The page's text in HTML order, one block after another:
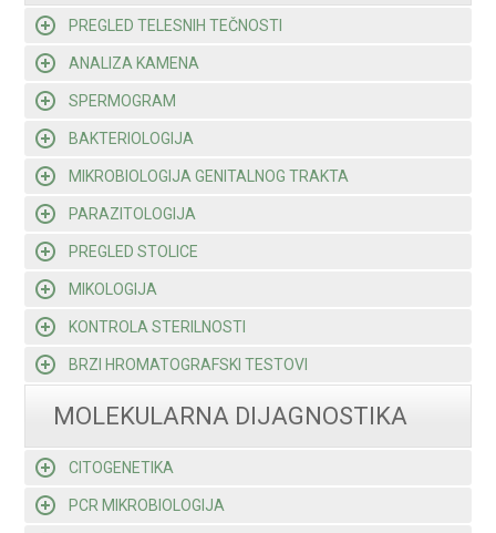
PREGLED TELESNIH TEČNOSTI
ANALIZA KAMENA
SPERMOGRAM
BAKTERIOLOGIJA
MIKROBIOLOGIJA GENITALNOG TRAKTA
PARAZITOLOGIJA
PREGLED STOLICE
MIKOLOGIJA
KONTROLA STERILNOSTI
BRZI HROMATOGRAFSKI TESTOVI
MOLEKULARNA DIJAGNOSTIKA
CITOGENETIKA
PCR MIKROBIOLOGIJA